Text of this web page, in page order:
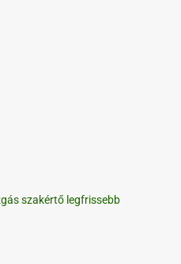
szakértő legfrissebb